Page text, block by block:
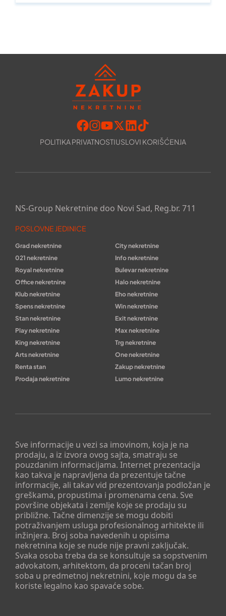
POLITIKA PRIVATNOSTIUSLOVI KORIŠĆENJA
Sve informacije u vezi sa imovinom, koja je na
prodaju, a iz izvora ovog sajta, smatraju se
pouzdanim informacijama. Internet prezentacija
kao takva je napravljena da prezentuje tačne
informacije, ali takav vid prezentovanja podložan je
greškama, propustima i promenama cena. Sve
površine objekata i zemlje koje se prodaju su
približne. Tačne dimenzije se mogu dobiti
potraživanjem usluga profesionalnog arhitekte ili
inžinjera. Broj soba navedenih u opisima
nekretnina koje se nude nije pravni zaključak.
Svaka osoba treba da se konsultuje sa sopstvenim
advokatom, arhitektom, da proceni tačan broj
soba u predmetnoj nekretnini, koje mogu da se
koriste legalno kao spavaće sobe.
NS-Group Nekretnine doo Novi Sad, Reg.br. 711
POSLOVNE JEDINICE
Grad nekretnine
City nekretnine
021 nekretnine
Info nekretnine
Royal nekretnine
Bulevar nekretnine
Office nekretnine
Halo nekretnine
Klub nekretnine
Eho nekretnine
Spens nekretnine
Win nekretnine
Stan nekretnine
Exit nekretnine
Play nekretnine
Max nekretnine
King nekretnine
Trg nekretnine
Arts nekretnine
One nekretnine
Renta stan
Zakup nekretnine
Prodaja nekretnine
Lumo nekretnine